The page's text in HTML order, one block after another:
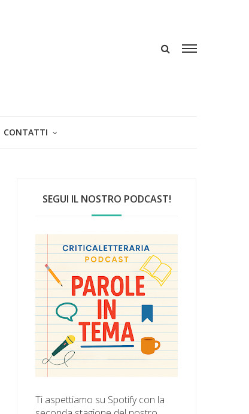
CONTATTI
SEGUI IL NOSTRO PODCAST!
Ti aspettiamo su Spotify con la